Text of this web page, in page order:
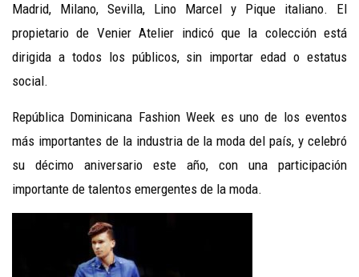
Madrid, Milano, Sevilla, Lino Marcel y Pique italiano. El
propietario de Venier Atelier indicó que la colección está
dirigida a todos los públicos, sin importar edad o estatus
social.
República Dominicana Fashion Week es uno de los eventos
más importantes de la industria de la moda del país, y celebró
su décimo aniversario este año, con una participación
importante de talentos emergentes de la moda.